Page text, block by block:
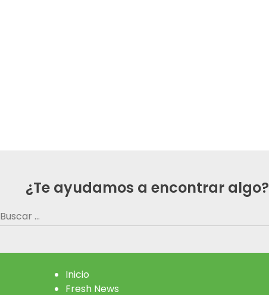
¿Te ayudamos a encontrar algo?
Buscar:
Inicio
Fresh News